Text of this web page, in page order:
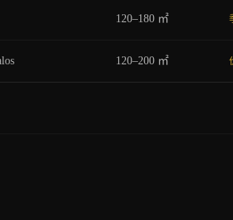
120–180 ㎡
120–200 ㎡